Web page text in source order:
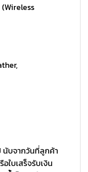
นับจากวันที่ลูกค้า
ใบเสร็จรับเงิน